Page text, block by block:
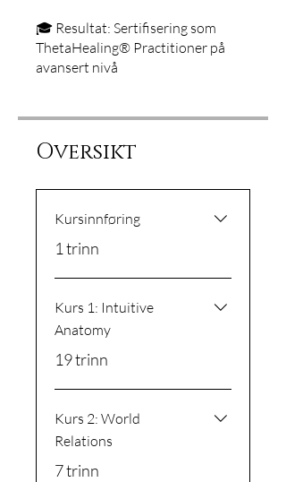
🎓 Resultat: Sertifisering som
ThetaHealing® Practitioner på
avansert nivå
Oversikt
Kursinnføring
.1 trinn
Kurs 1: Intuitive
Anatomy
.19 trinn
Kurs 2: World
Relations
.7 trinn